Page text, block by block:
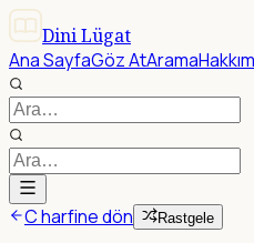
Dini Lügat
Ana SayfaGöz AtArama
C harfine dön Rastgele